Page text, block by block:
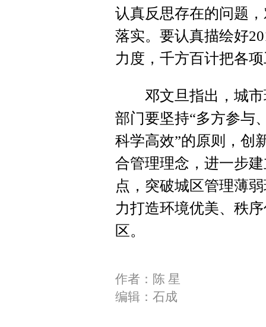
认真反思存在的问题
落实。要认真描绘好
力度，千方百计把各
邓文旦指出，城市
部门要坚持“多方参与
科学高效”的原则，创
合管理理念，进一步
点，突破城区管理薄
力打造环境优美、秩
区。
作者：陈 星
编辑：石成